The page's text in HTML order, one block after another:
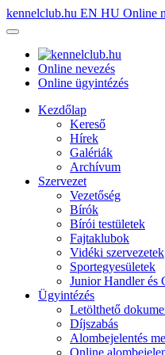
kennelclub.hu EN HU Online
Online nevezés
Online ügyintézés
Kezdőlap
Kereső
Hírek
Galériák
Archívum
Szervezet
Vezetőség
Bírók
Bírói testületek
Fajtaklubok
Vidéki szervezetek
Sportegyesületek
Junior Handler és
Ügyintézés
Letölthető
Díjszabás
Alombejelentés
Online